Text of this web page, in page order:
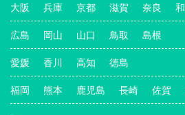
大阪 兵庫 京都 滋賀 奈良
広島 岡山 山口 鳥取 島根
愛媛 香川 高知 徳島
福岡 熊本 鹿児島 長崎 佐賀